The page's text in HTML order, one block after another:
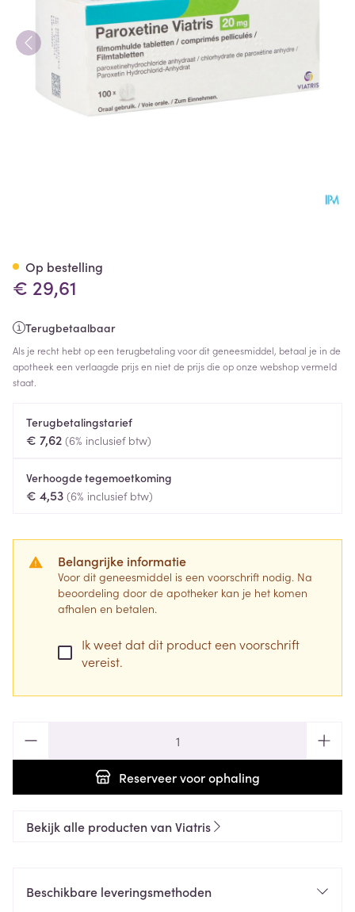
€ 29,61
Terugbetaalbaar
Als je recht hebt op een terugbetaling voor dit geneesmiddel, betaal je in de
apotheek een verlaagde prijs en niet de prijs die op onze webshop vermeld
staat.
Terugbetalingstarief
€ 7,62 (6% inclusief btw)
Verhoogde tegemoetkoming
€ 4,53 (6% inclusief btw)
Belangrijke informatie
Voor dit geneesmiddel is een voorschrift nodig. Na
beoordeling door de apotheker kan je het komen
afhalen en betalen.
Ik weet dat dit product een voorschrift
vereist.
Reserveervoor ophaling
Op bestelling
Bekijk alle producten van Viatris
Beschikbare leveringsmethoden